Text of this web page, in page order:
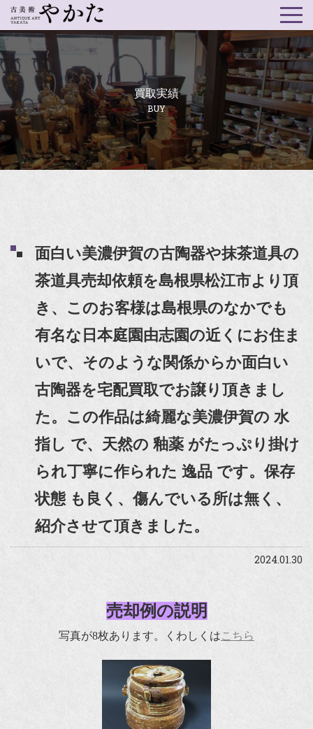
買取実績
BUY
面白い美濃伊賀の古陶器や抹茶道具の
茶道具売却依頼を島根県松江市より頂
き、このお客様は島根県のなかでも
有名な日本庭園由志園の近くにお住ま
いで、そのような関係からか面白い
古陶器を宅配買取でお譲り頂きまし
た。この作品は綺麗な美濃伊賀の 水
指し で、天然の 釉薬 がたっぷり掛け
られ丁寧に作られた 逸品 です。保存
状態 も良く、傷んでいる所は無く、
紹介させて頂きました。
2024.01.30
売却例の説明
写真が8枚あります。くわしくはこちら